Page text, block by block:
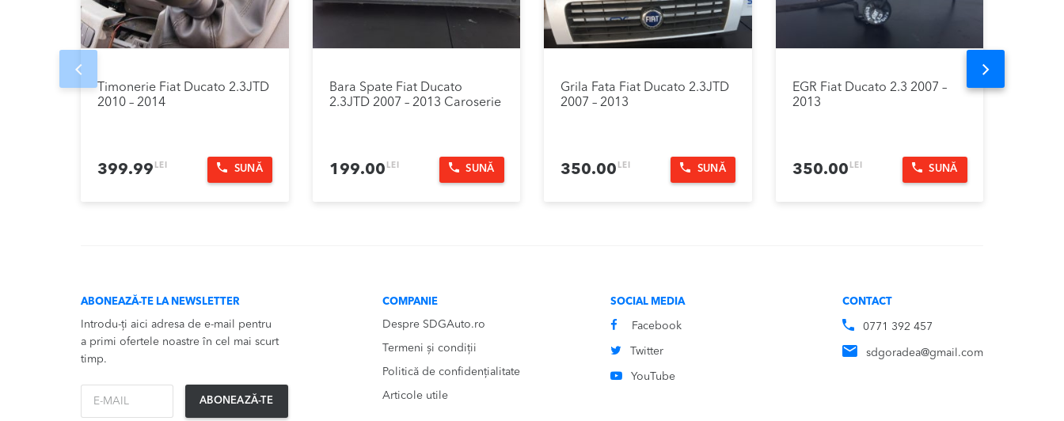
Timonerie Fiat Ducato 2.3JTD
2010 – 2014
399.99 LEI SUNĂ
Bara Spate Fiat Ducato
2.3JTD 2007 – 2013 Caroserie
199.00 LEI SUNĂ
Grila Fata Fiat Ducato 2.3JTD
2007 – 2013
350.00 LEI SUNĂ
EGR Fiat Ducato 2.3 2007 –
2013
350.00 LEI SUNĂ
Prev Next
ABONEAZĂ-TE LA NEWSLETTER
Introdu-ți aici adresa de e-mail pentru
a primi ofertele noastre în cel mai scurt
timp.
ABONEAZĂ-TE
COMPANIE
Despre SDGAuto.ro
Termeni și condiții
Politică de confidențialitate
Articole utile
SOCIAL MEDIA
Facebook
Twitter
YouTube
CONTACT
0771 392 457
sdgoradea@gmail.com